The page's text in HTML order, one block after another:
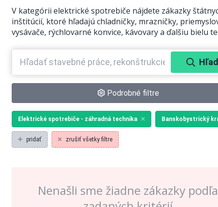
V kategórii elektrické spotrebiče nájdete zákazky
inštitúcií, ktoré hľadajú chladničky, mrazničky,
vysávače, rýchlovarné konvice, kávovary a ďalšiu bielu
Podrobné filtre
Elektrické spotrebiče - záhradná technika Banskobystrický
pridať zrušiť všetky filtre
Nenašli sme žiadne zákazky podľa